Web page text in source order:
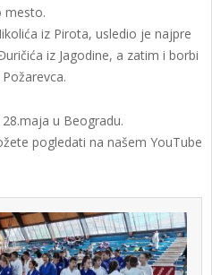
mesto.
iz Pirota, usledio je najpre
iz Jagodine, a zatim i borbi
u Beogradu.
pogledati na našem YouTube